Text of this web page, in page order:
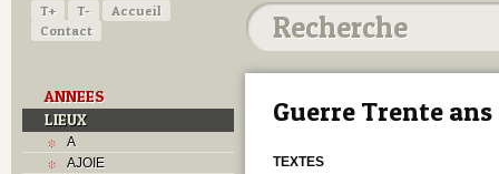
T+ T-
Accueil
Contact
ANNEES
LIEUX
A
AJOIE
Guerre Trente ans
TEXTES